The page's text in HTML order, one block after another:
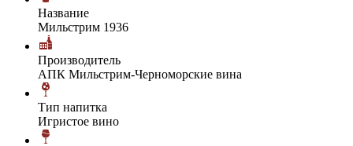
Название
Мильстрим 1936
Производитель
АПК Мильстрим-Черноморские вина
Тип напитка
Игристое вино